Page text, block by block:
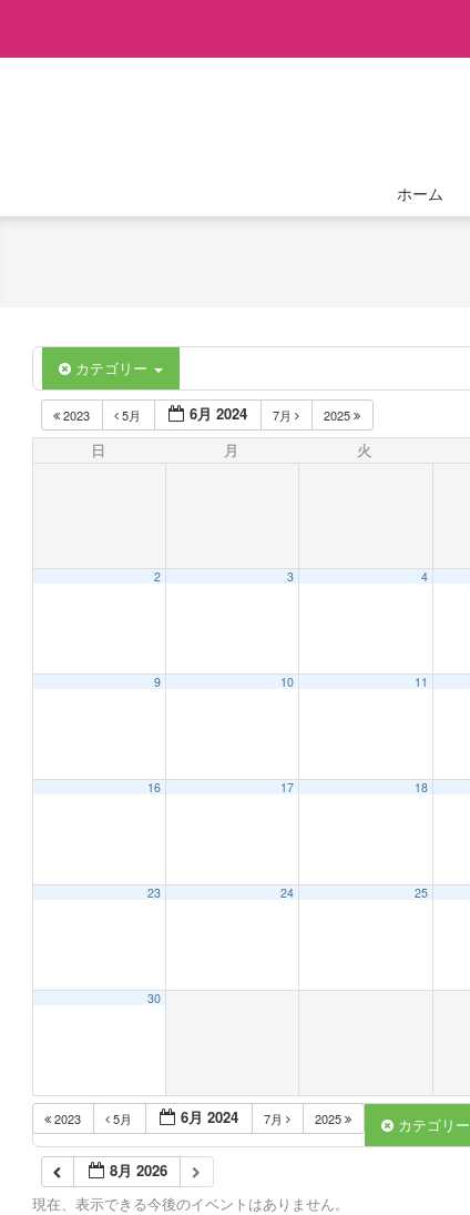
ホーム
カテゴリー
2023 5月 6月 2024 7月 2025
日 月 火
2 3 4
9 10 11
16 17 18
23 24 25
30
2023 5月 6月 2024 7月 2025 カテゴリー
8月 2026
現在、表示できる今後のイベントはありません。